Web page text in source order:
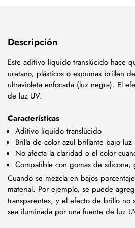
Descripción
Este aditivo líquido translúcido hace
uretano, plásticos o espumas brillen
ultravioleta enfocada (luz negra). El
de luz UV.
Características
Aditivo líquido translúcido
Brilla de color azul brillante bajo luz
No afecta la claridad o el color
Compatible con gomas de silicona,
Cuando se mezcla en bajos
material. Por ejemplo, se puede
transparentes, y el efecto de brillo no
sea iluminada por una fuente de luz